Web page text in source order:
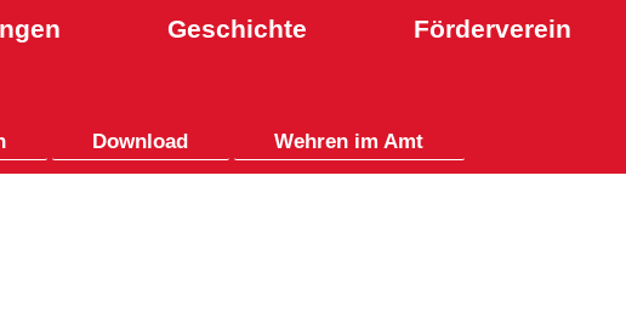
Geschichte Förderverein
Download Wehren im Amt